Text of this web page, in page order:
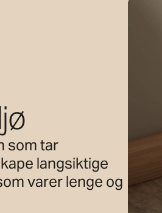
som tar
langsiktige
varer lenge og